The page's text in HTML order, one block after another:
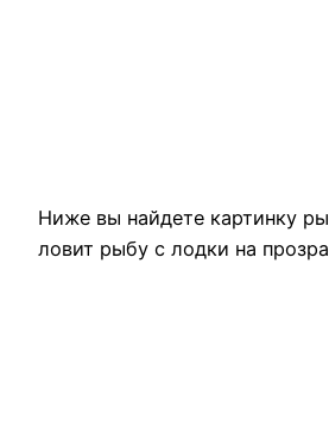
Ниже вы найдете картинку
ловит рыбу с лодки на